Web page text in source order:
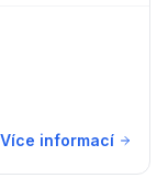
Více informací